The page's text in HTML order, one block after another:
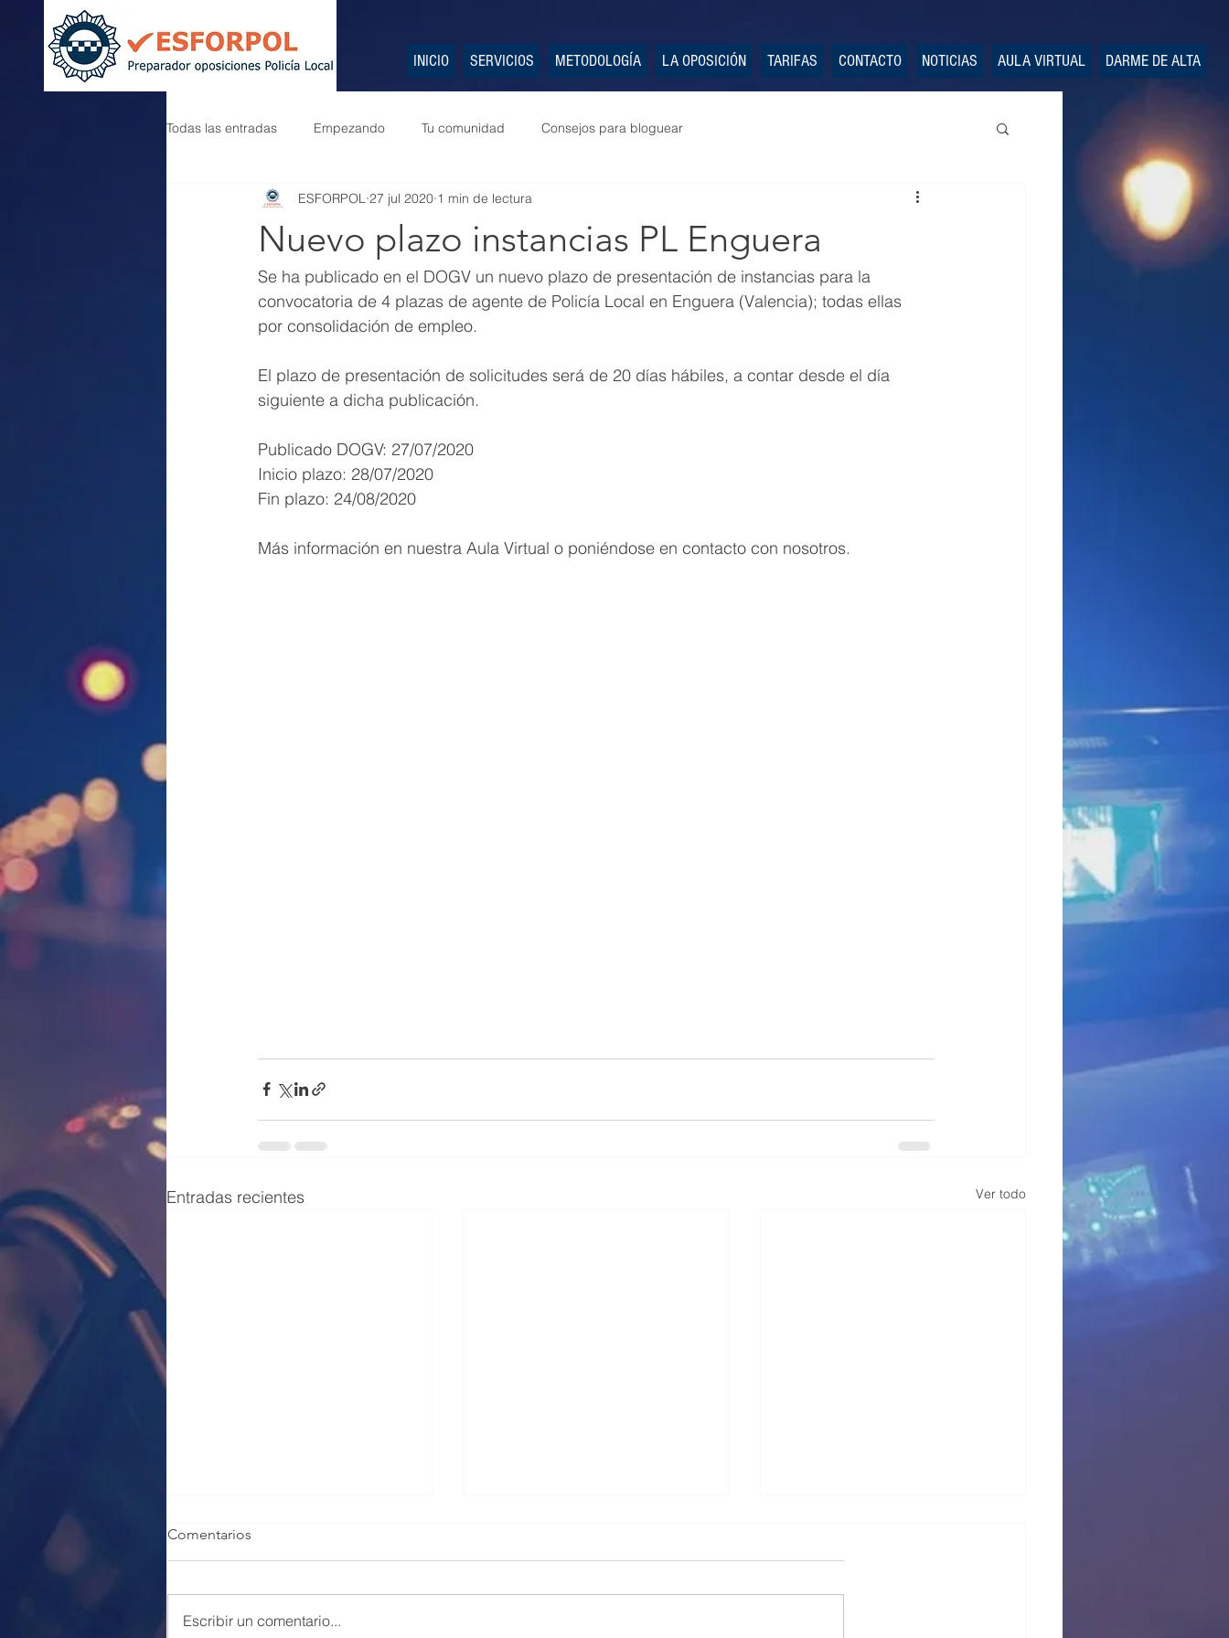
INICIO SERVICIOS METODOLOGÍA LA OPOSICIÓN TARIFAS CONTACTO NOTICIAS AULA VIRTUAL DARME DE ALTA
Todas las entradas Empezando Tu comunidad Consejos para bloguear
Nuevo plazo instancias PL Enguera
ESFORPOL 27 jul 2020 1 min de lectura
Se ha publicado en el DOGV un nuevo plazo de presentación de instancias para la
convocatoria de 4 plazas de agente de Policía Local en Enguera (Valencia); todas ellas
por consolidación de empleo.
El plazo de presentación de solicitudes será de 20 días hábiles, a contar desde el día
siguiente a dicha publicación.
Publicado DOGV: 27/07/2020
Inicio plazo: 28/07/2020
Fin plazo: 24/08/2020
Más información en nuestra Aula Virtual o poniéndose en contacto con nosotros.
Entradas recientes Ver todo
Comentarios
Escribir un comentario...